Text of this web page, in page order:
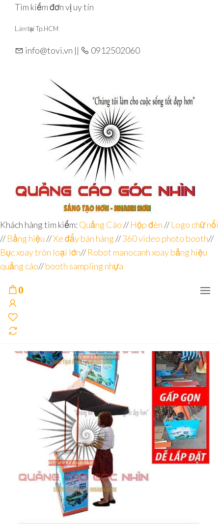
Skip
content
Tìm kiếm đơn vị uy tín
L àmtại Tp.HCM
info@tovi.vn || 0912502060
Đơn vị
chuyên
sâu – 8
năm
kinh
nghiệm
Góc
Nhìn
Agency –
nhà sản
xuất
POSM,
Quầy
Sampling,
Booth
trưng
bày, tủ
trưng
bày… tại
Tp.Hồ
Khách hàng tìm kiếm: Quảng Cáo//Hộp đèn//Logo chữ nổi
//Bảng hiệu//Xe đẩy bán hàng//360 video photo booth//
Bục xoay tròn loại lớn//Robot manocanh xoay bảng hiệu
quảng cáo//booth sampling nhựa
0